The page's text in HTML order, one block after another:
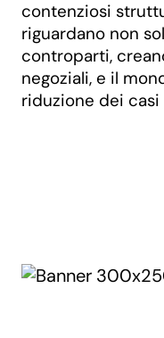
contenziosi
riguardano non
controparti,
negoziali, e il
riduzione dei casi